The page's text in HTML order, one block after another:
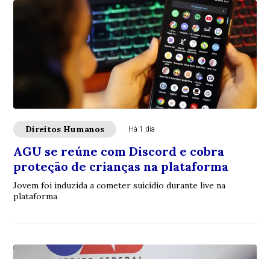
Direitos Humanos Há 1 dia
AGU se reúne com Discord e cobra
proteção de crianças na plataforma
Jovem foi induzida a cometer suicídio durante live na
plataforma